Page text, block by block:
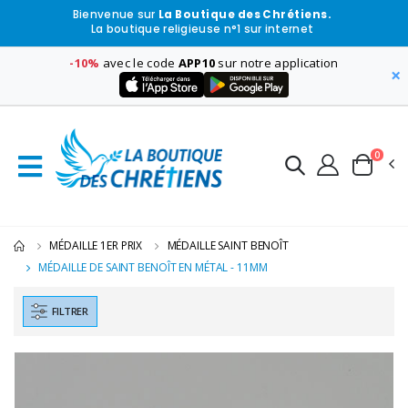
Bienvenue sur La Boutique des Chrétiens.
La boutique religieuse n°1 sur internet
-10% avec le code APP10 sur notre application
×
0
MÉDAILLE 1ER PRIX
MÉDAILLE SAINT BENOÎT
MÉDAILLE DE SAINT BENOÎT EN MÉTAL - 11MM
FILTRER